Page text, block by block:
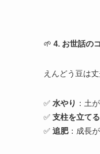
🌱 4. お世話の
えんどう豆は
✅ 水やり ：土
✅ 支柱を立てる
✅ 追肥：成長